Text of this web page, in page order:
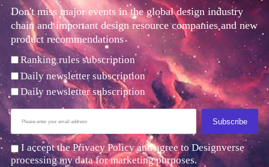
Don't miss major events in the global design industry
chain and important design resource companies and new
product recommendations
Ranking rules subscription
Daily newsletter subscription
Daily newsletter subscription
Subscribe
I accept the Privacy Policy and agree to Designverse
processing my data for marketing purposes.